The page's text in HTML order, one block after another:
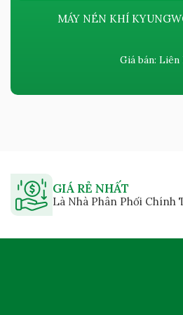
MÁY NÉN KHÍ
Giá bán: Liên
GIÁ RẺ NHẤT
Là Nhà Phân Phối Chính